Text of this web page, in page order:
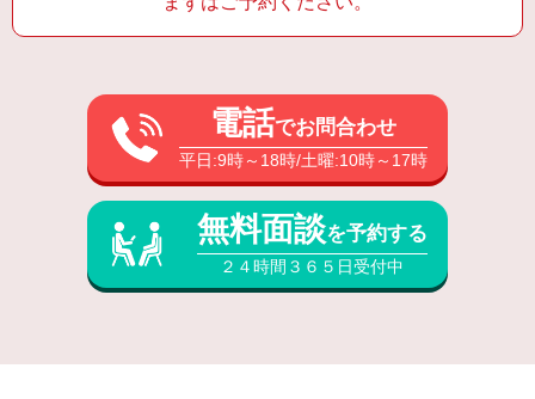
電話でお問合わせ
平日:9時～18時/土曜:10時～17時
無料面談を予約する
２４時間３６５日受付中